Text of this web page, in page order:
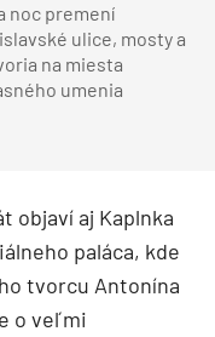
noc premení
ulice, mosty a
na miesta
umenia
objaví aj Kaplnka
paláca, kde
tvorcu Antonína
o veľmi